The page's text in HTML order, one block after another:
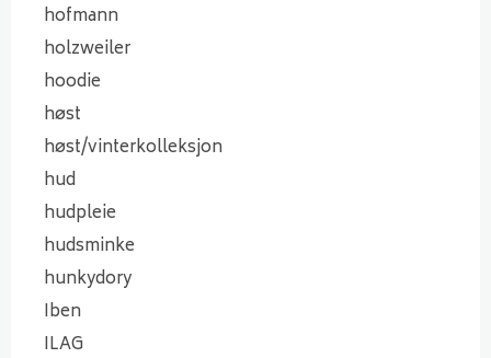
hofmann
holzweiler
hoodie
høst
høst/vinterkolleksjon
hud
hudpleie
hudsminke
hunkydory
Iben
ILAG